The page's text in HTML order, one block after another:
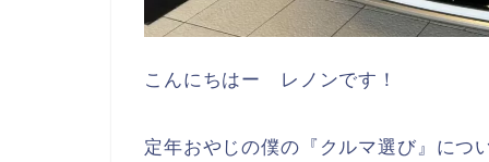
こんにちはー レノンです！
定年おやじの僕の『クルマ選び』につ